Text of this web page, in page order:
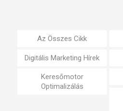
Az Összes Cikk
Digitális Marketing Hírek
Keresőmotor
Optimalizálás